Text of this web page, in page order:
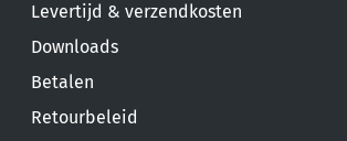
Levertijd & verzendkosten
Downloads
Betalen
Retourbeleid